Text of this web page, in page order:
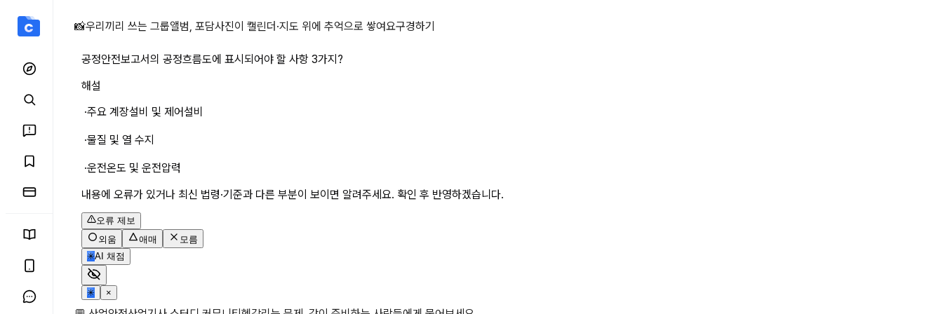
공정안전보고서의 공정흐름도에 표시되어야 할 사항 3가지? 상세 페이지
📸우리끼리 쓰는 그룹앨범, 포담사진이 캘린더·지도 위에 추억으로 쌓여요구경하기
공정안전보고서의 공정흐름도에 표시되어야 할 사항 3가지?
해설
·주요 계장설비 및 제어설비
·물질 및 열 수지
·운전온도 및 운전압력
내용에 오류가 있거나 최신 법령·기준과 다른 부분이 보이면 알려주세요. 확인 후 반영하겠습니다.
오류 제보
외움
애매
모름
✳AI 채점
✳ ×